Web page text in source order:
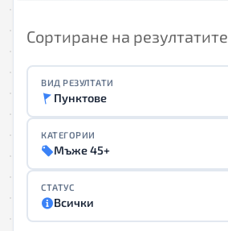
Сортиране на резултатите
ВИД РЕЗУЛТАТИ
Пунктове
КАТЕГОРИИ
Мъже 45+
СТАТУС
Всички